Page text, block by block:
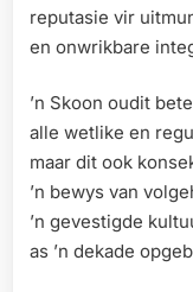
reputasie vir
en onwrikbare
’n Skoon oudit
alle wetlike en
maar dit ook
’n bewys van
’n gevestigde
as ’n dekade